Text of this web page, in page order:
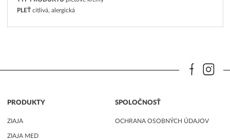
PLEŤ citlivá, alergická
PRODUKTY
ZIAJA
ZIAJA MED
SPOLOČNOSŤ
OCHRANA OSOBNÝCH ÚDAJOV